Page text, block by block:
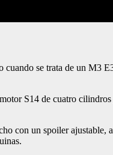
cuando se trata de un M3
S14 de cuatro
con un spoiler ajustable,